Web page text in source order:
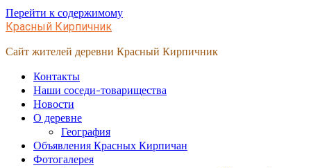
Перейти к содержимому
Красный Кирпичник
Сайт жителей деревни Красный Кирпичник
Контакты
Наши соседи-товарищества
Новости
О деревне
География
Объявления Красных Кирпичан
Фотогалерея